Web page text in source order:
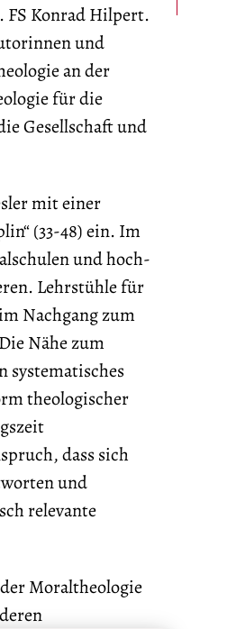
FS Konrad Hilpert.
und
an der
für die
Gesellschaft und
mit einer
(33-48) ein. Im
und hoch-
Lehrstühle für
Nachgang zum
Nähe zum
systematisches
theologischer
dass sich
und
relevante
Moraltheologie